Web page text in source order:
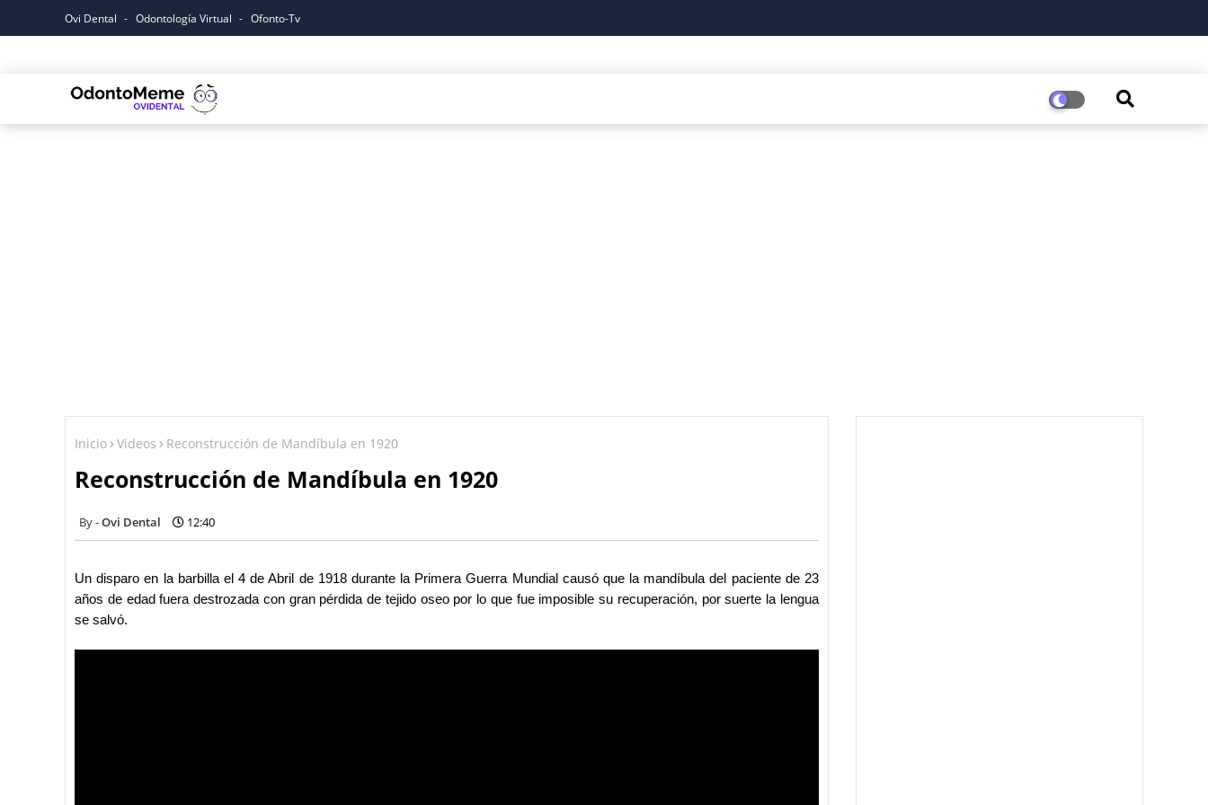
Ovi Dental Odontología Virtual Ofonto-Tv
Inicio Videos Reconstrucción de Mandíbula en 1920
Reconstrucción de Mandíbula en 1920
Ovi Dental 12:40
Un disparo en la barbilla el 4 de Abril de 1918 durante la Primera Guerra Mundial causó que la mandíbula del paciente de 23
años de edad fuera destrozada con gran pérdida de tejido oseo por lo que fue imposible su recuperación, por suerte la lengua
se salvó.